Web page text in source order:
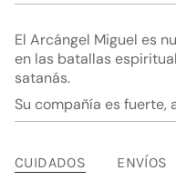
}}
</span>
en
el
carrito",
"decrease"=>"Disminuir
cantidad
{{
El Arcángel Miguel es
en las batallas
satanás.
Su compañía es fuerte,
CUIDADOS ENVÍOS